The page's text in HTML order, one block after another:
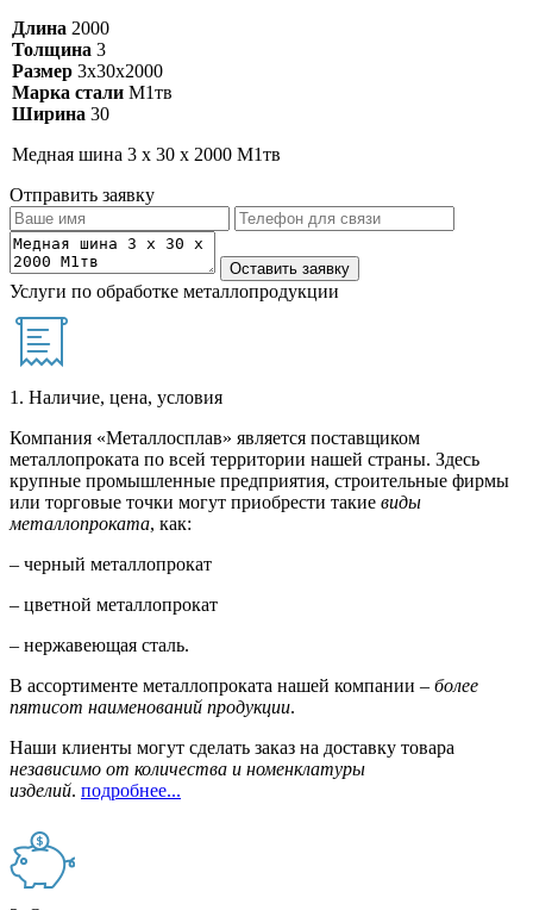
Длина 2000
Толщина 3
Размер 3х30х2000
Марка стали М1тв
Ширина 30
Медная шина 3 х 30 х 2000 М1тв
Отправить заявку
Услуги по обработке металлопродукции
1. Наличие, цена, условия
Компания «Металлосплав» является поставщиком
металлопроката по всей территории нашей страны. Здесь
крупные промышленные предприятия, строительные фирмы
или торговые точки могут приобрести такие виды
металлопроката, как:
– черный металлопрокат
– цветной металлопрокат
– нержавеющая сталь.
В ассортименте металлопроката нашей компании – более
пятисот наименований продукции.
Наши клиенты могут сделать заказ на доставку товара
независимо от количества и номенклатуры
изделий. подробнее...